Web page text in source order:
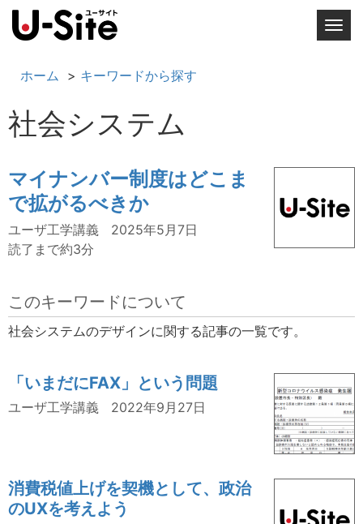
T
a
i
n
ホーム キーワードから探す
社会システム
マイナンバー制度はどこま
で拡がるべきか
ユーザ工学講義
2025年5月7日
読了まで約3分
このキーワードについて
社会システムのデザインに関する記事の一覧です。
「いまだにFAX」という問題
ユーザ工学講義 2022年9月27日
消費税値上げを契機として、政治
のUXを考えよう